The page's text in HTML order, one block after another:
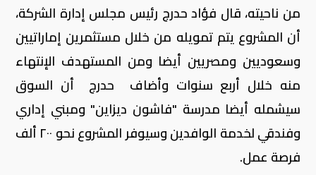
من ناحيته، قال فؤاد حدرج رئيس مجلس إدارة الشركة،
أن المشروع يتم تمويله من خلال مستثمرين إماراتيين
وسعوديين ومصريين أيضا ومن المستهدف الإنتهاء
منه خلال أربع سنوات وأضاف حدرج أن السوق
سيشمله أيضا مدرسة "فاشون ديزاين" ومبني إداري
وفندقي لخدمة الوافدين وسيوفر المشروع نحو ٢٠٠ ألف
فرصة عمل.